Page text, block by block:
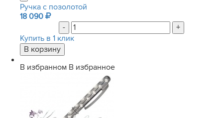
Ручка с позолотой
18 090
-
+
Купить в 1 клик
В избранном В избранное